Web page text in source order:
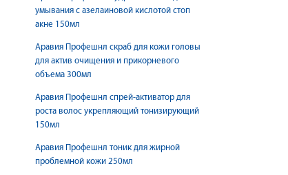
умывания с азелаиновой кислотой стоп
акне 150мл
Аравия Профешнл скраб для кожи головы
для актив очищения и прикорневого
объема 300мл
Аравия Профешнл спрей-активатор для
роста волос укрепляющий тонизирующий
150мл
Аравия Профешнл тоник для жирной
проблемной кожи 250мл